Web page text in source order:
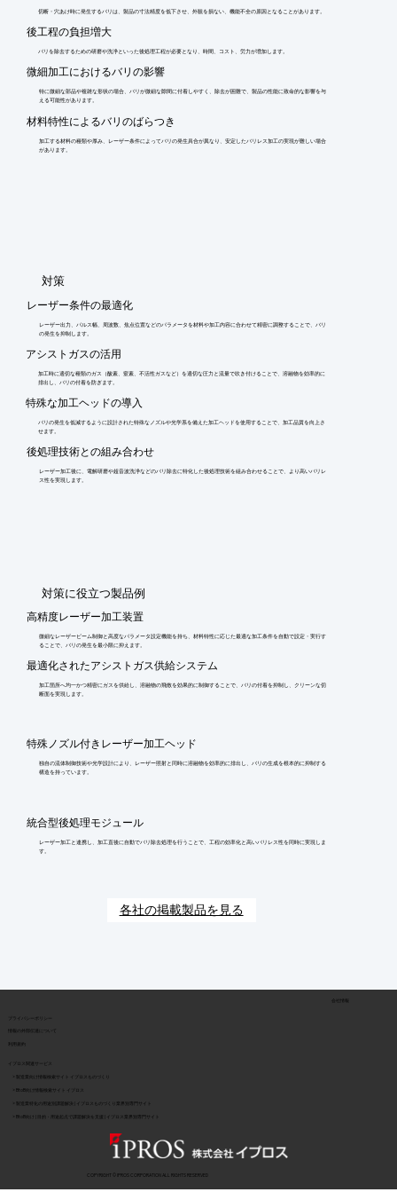
切断・穴あけ時に発生するバリは、製品の寸法精度を低下させ、外観を損ない、機能不全の原因となることがあります。
後工程の負担増大
バリを除去するための研磨や洗浄といった後処理工程が必要となり、時間、コスト、労力が増加します。
微細加工におけるバリの影響
特に微細な部品や複雑な形状の場合、バリが微細な隙間に付着しやすく、除去が困難で、製品の性能に致命的な影響を与
える可能性があります。
材料特性によるバリのばらつき
加工する材料の種類や厚み、レーザー条件によってバリの発生具合が異なり、安定したバリレス加工の実現が難しい場合
があります。
​対策
レーザー条件の最適化
レーザー出力、パルス幅、周波数、焦点位置などのパラメータを材料や加工内容に合わせて精密に調整することで、バリ
の発生を抑制します。
アシストガスの活用
加工時に適切な種類のガス（酸素、窒素、不活性ガスなど）を適切な圧力と流量で吹き付けることで、溶融物を効率的に
排出し、バリの付着を防ぎます。
特殊な加工ヘッドの導入
バリの発生を低減するように設計された特殊なノズルや光学系を備えた加工ヘッドを使用することで、加工品質を向上さ
せます。
後処理技術との組み合わせ
レーザー加工後に、電解研磨や超音波洗浄などのバリ除去に特化した後処理技術を組み合わせることで、より高いバリレ
ス性を実現します。
​対策に役立つ製品例
高精度レーザー加工装置
微細なレーザービーム制御と高度なパラメータ設定機能を持ち、材料特性に応じた最適な加工条件を自動で設定・実行す
ることで、バリの発生を最小限に抑えます。
最適化されたアシストガス供給システム
加工箇所へ均一かつ精密にガスを供給し、溶融物の飛散を効果的に制御することで、バリの付着を抑制し、クリーンな切
断面を実現します。
特殊ノズル付きレーザー加工ヘッド
独自の流体制御技術や光学設計により、レーザー照射と同時に溶融物を効率的に排出し、バリの生成を根本的に抑制する
構造を持っています。
統合型後処理モジュール
レーザー加工と連携し、加工直後に自動でバリ除去処理を行うことで、工程の効率化と高いバリレス性を同時に実現しま
す。
各社の掲載製品を見る
​情報の外部伝達について
会社情報
COPYRIGHT © IPROS CORPORATION ALL RIGHTS RESERVED
イプロス関連サービス
> 製造業向け情報検索サイト イプロスものづくり
> BtoB向け | 目的・用途起点で課題解決を支援 | イプロス業界別専門サイト
> BtoB向け情報検索サイト イプロス
> 製造業特化の用途別課題解決 | イプロスものづくり業界別専門サイト